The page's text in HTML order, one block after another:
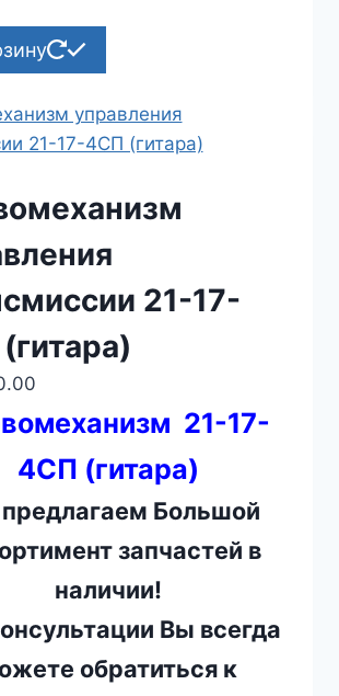
21-17-
21-17-
4СП (гитара)
Большой
запчастей в
наличии!
Вы всегда
обратиться к